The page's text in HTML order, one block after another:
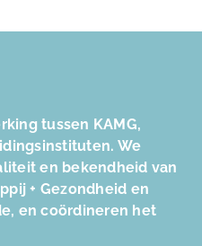
tussen KAMG,
We
en bekendheid van
+ Gezondheid en
en coördineren het